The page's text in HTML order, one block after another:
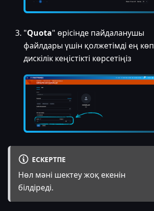
"Quota" өрісінде пайдаланушы
файлдары үшін қолжетімді ең көп
дискілік кеңістікті көрсетіңіз
ЕСКЕРТПЕ
Нөл мәні шектеу жоқ екенін
білдіреді.